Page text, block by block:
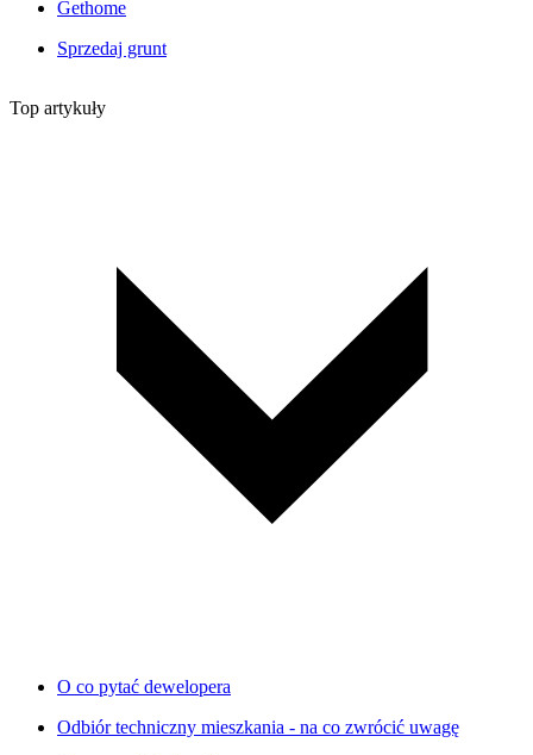
Gethome
Sprzedaj grunt
Top artykuły
O co pytać dewelopera
Odbiór techniczny mieszkania - na co zwrócić uwagę